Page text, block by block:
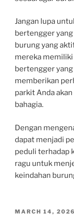
Jangan lupa
bertengger yang
burung yang
mereka
bertengger yang
memberikan
parkit Anda
bahagia.
Dengan
dapat menjadi
peduli terhadap
ragu untuk
keindahan
POSTED
MARCH 14, 2026